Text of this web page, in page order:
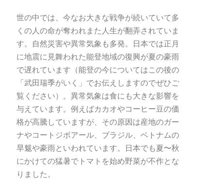
世の中では、今なお大きな戦争が続いていて多
くの人の命が奪われまた人生が翻弄されていま
す。自然災害や異常気象も多発。日本では正月
に地震に見舞われた能登地域の復興が夏の豪雨
で遅れています（能登の今についてはこの後の
「武田瑞季がいく」でお伝えしますのでぜひご
覧ください）。異常気象は食にも大きな影響を
与えています。例えばカカオやコーヒー豆の価
格が高騰していますが、その原因は産地のガー
ナやコートジボアール、ブラジル、ベトナムの
旱魃や豪雨といわれています。日本でも夏〜秋
にかけての猛暑でトマトを始め野菜が不作とな
りました。